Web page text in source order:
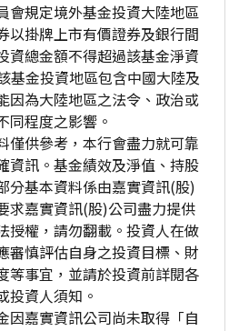
會規定境外基金投資大陸地區
以掛牌上市有價證券及銀行間
資總金額不得超過該基金淨資
基金投資地區包含中國大陸及
因為大陸地區之法令、政治或
同程度之影響。
僅供參考，本行會盡力就可靠
資訊。基金績效及淨值、持股
分基本資料係由嘉實資訊(股)
求嘉實資訊(股)公司盡力提供
授權，請勿翻載。投資人在做
審慎評估自身之投資目標、財
等事宜，並請於投資前詳閱各
投資人須知。
因嘉實資訊公司尚未取得「自